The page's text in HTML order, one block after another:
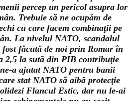
percep un pericol asupra lor
Trebuie să ne ocupăm de
cu care facem combinaţii pe
La nivelul NATO, scandalul
făcută de noi prin Romar în
2,5 la sută din PIB contribuţie
a ajutat NATO pentru banii
stat NATO să aibă protecţie
Flancul Estic, dar nu le-ai